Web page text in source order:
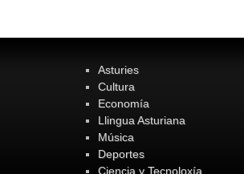
Asturies
Cultura
Economía
Llingua Asturiana
Música
Deportes
Ciencia y Tecnoloxía